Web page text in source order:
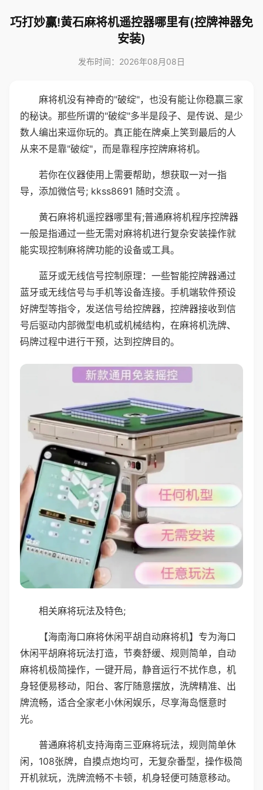
巧打妙赢!黄石麻将机遥控器哪里有(控牌神器免
安装)
发布时间：2026年08月08日
麻将机没有神奇的"破绽"，也没有能让你稳赢三家
的秘诀。那些所谓的"破绽"多半是段子、是传说、是少
数人编出来逗你玩的。真正能在牌桌上笑到最后的人
从来不是靠"破绽"，而是靠程序控牌麻将机。
若你在仪器使用上需要帮助，想获取一对一指
导，添加微信号; kkss8691 随时交流 。
黄石麻将机遥控器哪里有;普通麻将机程序控牌器
一般是指通过一些无需对麻将机进行复杂安装操作就
能实现控制麻将牌功能的设备或工具。
蓝牙或无线信号控制原理：一些智能控牌器通过
蓝牙或无线信号与手机等设备连接。手机端软件预设
好牌型等指令，发送信号给控牌器，控牌器接收到信
号后驱动内部微型电机或机械结构，在麻将机洗牌、
码牌过程中进行干预，达到控牌目的。
相关麻将玩法及特色;
【海南海口麻将休闲平胡自动麻将机】专为海口
休闲平胡麻将玩法打造，节奏舒缓、规则简单，自动
麻将机极简操作，一键开局，静音运行不扰作息，机
身轻便易移动，阳台、客厅随意摆放，洗牌精准、出
牌流畅，适合全家老小休闲娱乐，尽享海岛惬意时
光。
普通麻将机支持海南三亚麻将玩法，规则简单休
闲，108张牌，自摸点炮均可，无复杂番型，操作极简
开机就玩，洗牌流畅不卡顿，机身轻便可随意移动。